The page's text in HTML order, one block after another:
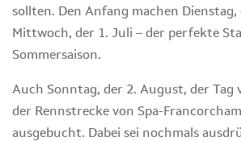
sollten. Den Anfang machen
Mittwoch, der 1. Juli – der perfekte
Sommersaison.
Auch Sonntag, der 2. August, der Tag
der Rennstrecke von Spa-
ausgebucht. Dabei sei nochmals